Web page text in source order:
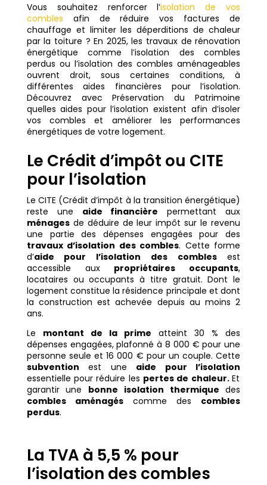
Vous souhaitez renforcer l’isolation de vos
combles afin de réduire vos factures de
chauffage et limiter les déperditions de chaleur
par la toiture ? En 2025, les travaux de rénovation
énergétique comme l’isolation des combles
perdus ou l’isolation des combles aménageables
ouvrent droit, sous certaines conditions, à
différentes aides financières pour l’isolation.
Découvrez avec Préservation du Patrimoine
quelles aides pour l’isolation existent afin d’isoler
vos combles et améliorer les performances
énergétiques de votre logement.
Le Crédit d’impôt ou CITE
pour l’isolation
Le CITE (Crédit d’impôt à la transition énergétique)
reste une aide financière permettant aux
ménagesde déduire de leur impôt sur le revenu
une partie des dépenses engagées pour des
travaux d’isolation des combles. Cette forme
d’aide pour l’isolation des comblesest
accessible aux propriétaires occupants,
locataires ou occupants à titre gratuit. Dont le
logement constitue la résidence principale et dont
la construction est achevée depuis au moins 2
ans.
Le montant de la prime atteint 30 % des
dépenses engagées, plafonné à 8 000 € pour une
personne seule et 16 000 € pour un couple. Cette
subvention est une aide pour l’isolation
essentielle pour réduire les pertes de chaleur. Et
garantir une bonne isolation thermique des
combles aménagéscomme des combles
perdus.
La TVA à 5,5 % pour
l’isolation des combles